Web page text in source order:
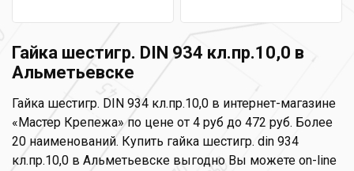
Гайка шестигр. DIN 934 кл.пр.10,0 в
Альметьевске
Гайка шестигр. DIN 934 кл.пр.10,0 в интернет-магазине
«Мастер Крепежа» по цене от 4 руб до 472 руб. Более
20 наименований. Купить гайка шестигр. din 934
кл.пр.10,0 в Альметьевске выгодно Вы можете on-line